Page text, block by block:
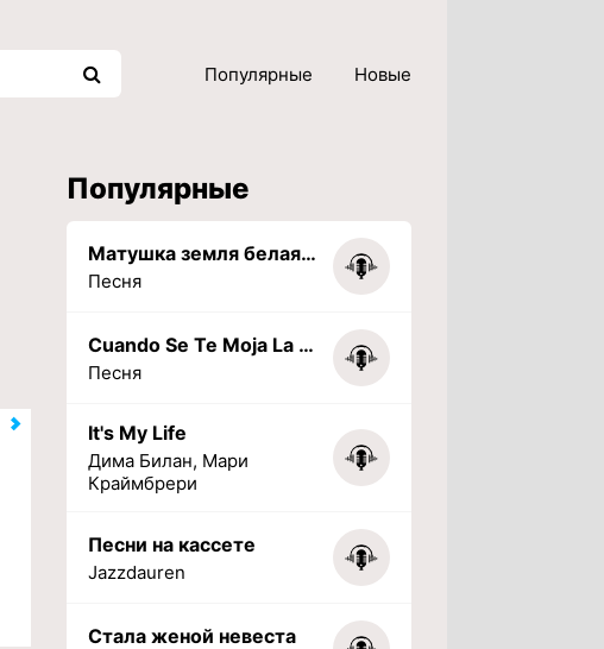
Популярные Новые
Популярные
Матушка земля белая березонька
Песня
Cuando Se Te Moja La Tarea (PHONK) (Slowed + Reverbed)
Песня
It's My Life
Дима Билан, Мари
Краймбрери
Песни на кассете
Jazzdauren
Стала женой невеста